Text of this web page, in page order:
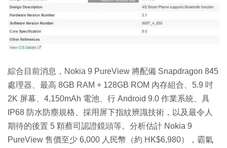
綜合目前消息，Nokia 9 PureView 將配備 Snapdragon 845
處理器、最高 8GB RAM + 128GB ROM 內存組合、5.9 吋
2K 屏幕、4,150mAh 電池、行 Android 9.0 作業系統、具
IP68 防水防塵規格、採用屏下指紋辨識技術，以及最令人
期待的後置 5 顆蔡司認證鏡頭等。分析估計 Nokia 9
PureView 售價至少 6,000 人民幣（約 HK$6,980），霸氣